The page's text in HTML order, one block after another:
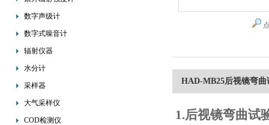
数字声级计
数字式噪音计
辐射仪器
水分计
采样器
大气采样仪
COD检测仪
HAD-MB25后视镜弯
1.后视镜弯曲试